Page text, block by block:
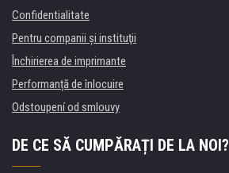
Confidentialitate
Pentru companii și instituţii
Închirierea de imprimante
Performanță de înlocuire
Odstoupení od smlouvy
DE CE SĂ CUMPĂRAȚI DE LA NOI?